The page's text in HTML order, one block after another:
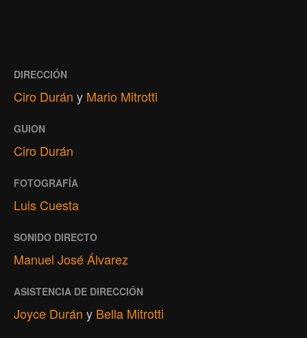
DIRECCIÓN
Ciro Durán y Mario Mitrotti
GUION
Ciro Durán
FOTOGRAFÍA
Luis Cuesta
SONIDO DIRECTO
Manuel José Álvarez
ASISTENCIA DE DIRECCIÓN
Joyce Durán y Bella Mitrotti